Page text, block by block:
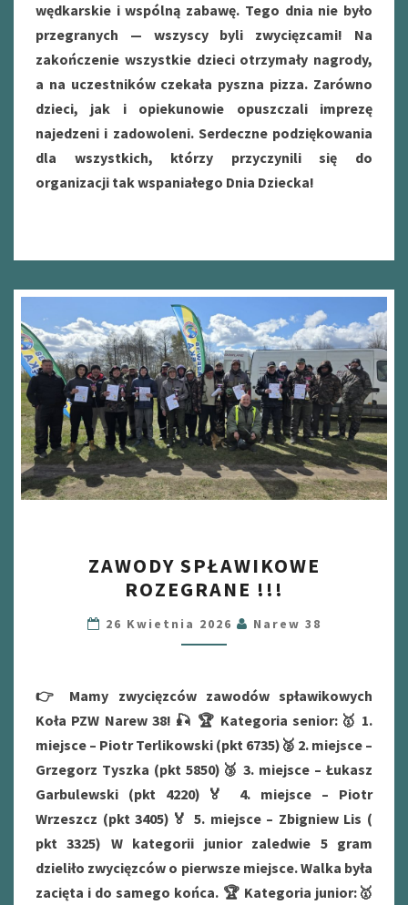
wędkarskie i wspólną zabawę. Tego dnia nie było
przegranych — wszyscy byli zwycięzcami! Na
zakończenie wszystkie dzieci otrzymały nagrody,
a na uczestników czekała pyszna pizza. Zarówno
dzieci, jak i opiekunowie opuszczali imprezę
najedzeni i zadowoleni. Serdeczne podziękowania
dla wszystkich, którzy przyczynili się do
organizacji tak wspaniałego Dnia Dziecka!
SPŁAWIKOWE
ROZEGRANE
!!!
ZAWODY SPŁAWIKOWE
ROZEGRANE !!!
26 Kwietnia 2026 Narew 38
👉 Mamy zwycięzców zawodów spławikowych
Koła PZW Narew 38! 🎣 🏆 Kategoria senior:🥇 1.
miejsce – Piotr Terlikowski (pkt 6735)🥈 2. miejsce –
Grzegorz Tyszka (pkt 5850)🥉 3. miejsce – Łukasz
Garbulewski (pkt 4220)🏅 4. miejsce – Piotr
Wrzeszcz (pkt 3405)🏅 5. miejsce – Zbigniew Lis (
pkt 3325) W kategorii junior zaledwie 5 gram
dzieliło zwycięzców o pierwsze miejsce. Walka była
zacięta i do samego końca. 🏆 Kategoria junior:🥇